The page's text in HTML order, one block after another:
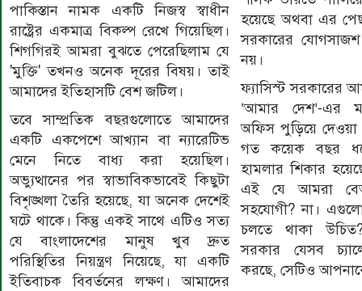
পাকিস্তান নামক একটি নিজস্ব স্বাধীন
রাষ্ট্রের একমাত্র বিকল্প রেখে গিয়েছিল।
শিগগিরই আমরা বুঝতে পেরেছিলাম যে
'মুক্তি' তখনও অনেক দূরের বিষয়। তাই
আমাদের ইতিহাসটি বেশ জটিল।
তবে সাম্প্রতিক বছরগুলোতে আমাদের
একটি একপেশে আখ্যান বা ন্যারেটিভ
মেনে নিতে বাধ্য করা হয়েছিল।
অভ্যুত্থানের পর স্বাভাবিকভাবেই কিছুটা
বিশৃঙ্খলা তৈরি হয়েছে, যা অনেক দেশেই
ঘটে থাকে। কিন্তু একই সাথে এটিও সত্য
যে বাংলাদেশের মানুষ খুব দ্রুত
পরিস্থিতির নিয়ন্ত্রণ নিয়েছে, যা একটি
ইতিবাচক বিবর্তনের লক্ষণ। আমাদের
হয়েছে অথবা এর
সরকারের
নয়।
ফ্যাসিস্ট সরকারের
‘আমার দেশ’-এর
অফিস পুড়িয়ে দেওয়া
গত কয়েক বছর
হামলার শিকার
এই যে আমরা
সহযোগী? না।
চলতে থাকা
সরকার যেসব
করছে, সেটিও